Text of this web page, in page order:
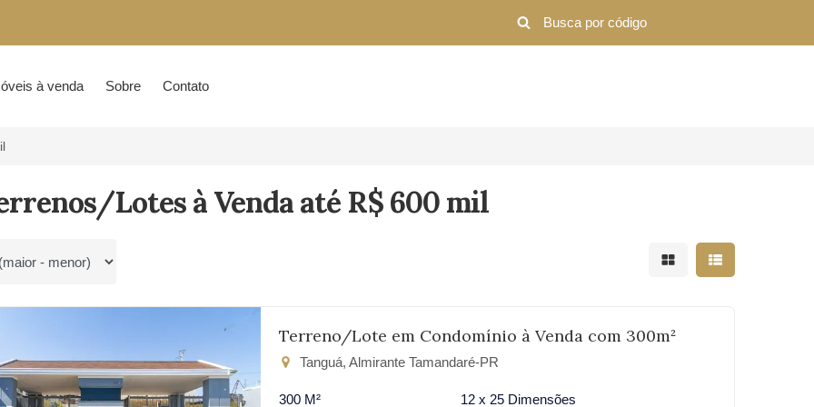
à venda Sobre Contato
Lotes à Venda até R$ 600 mil
Mostrar resultados em
Mostrar
Terreno/Lote em Condomínio à Venda com 300m²
Tanguá, Almirante Tamandaré-PR
300 M² 12 x 25 Dimensões